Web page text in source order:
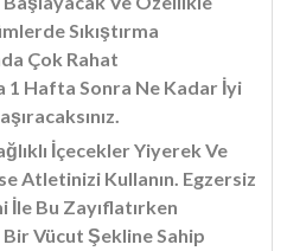
Sıkıştırma
Çok Rahat
Hafta Sonra Ne Kadar İyi
İçecekler Yiyerek Ve
Atletinizi Kullanın. Egzersiz
Bu Zayıflatırken
Vücut Şekline Sahip